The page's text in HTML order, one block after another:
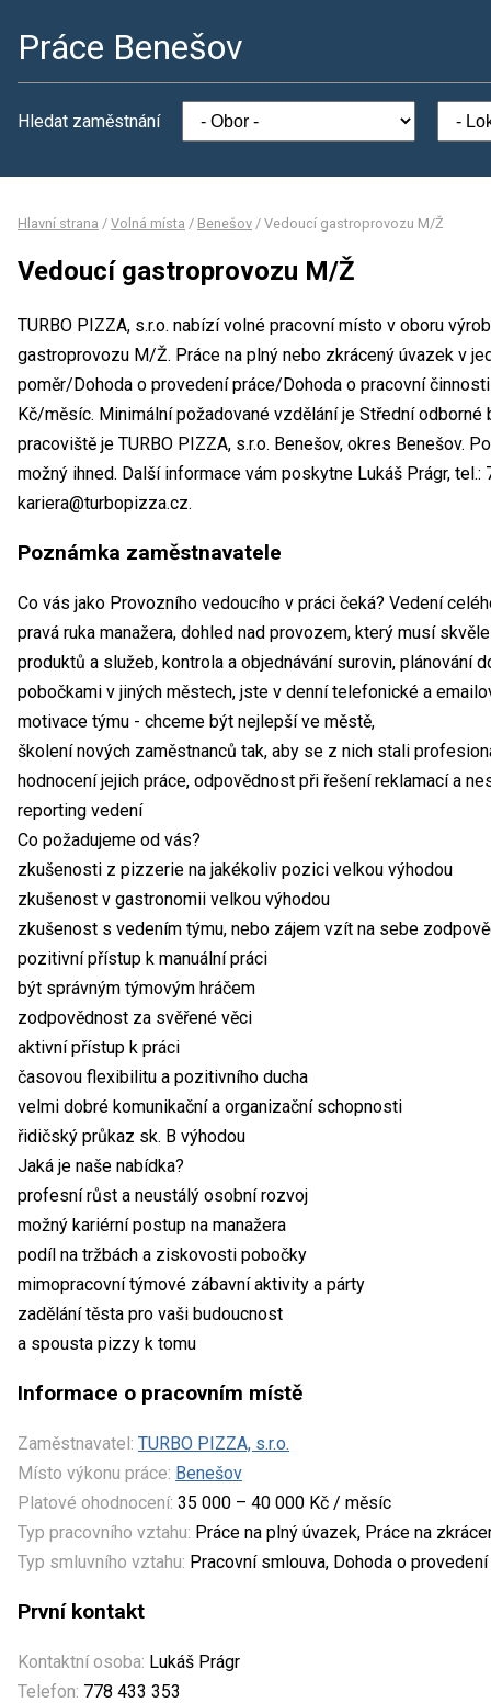
Práce Benešov
Hledat zaměstnání
Hlavní strana / Volná místa / Benešov / Vedoucí gastroprovozu M/Ž
Vedoucí gastroprovozu M/Ž
TURBO PIZZA, s.r.o. nabízí volné pracovní místo v oboru
gastroprovozu M/Ž. Práce na plný nebo zkrácený úvazek v
poměr/Dohoda o provedení práce/Dohoda o pracovní
Kč/měsíc. Minimální požadované vzdělání je Střední
pracoviště je TURBO PIZZA, s.r.o. Benešov, okres Benešov.
možný ihned. Další informace vám poskytne Lukáš Prágr, tel.:
kariera@turbopizza.cz.
Poznámka zaměstnavatele
Co vás jako Provozního vedoucího v práci čeká? Vedení
pravá ruka manažera, dohled nad provozem, který musí
produktů a služeb, kontrola a objednávání surovin, plánování
pobočkami v jiných městech, jste v denní telefonické a
motivace týmu - chceme být nejlepší ve městě,
školení nových zaměstnanců tak, aby se z nich stali
hodnocení jejich práce, odpovědnost při řešení reklamací a
reporting vedení
Co požadujeme od vás?
zkušenosti z pizzerie na jakékoliv pozici velkou výhodou
zkušenost v gastronomii velkou výhodou
zkušenost s vedením týmu, nebo zájem vzít na sebe
pozitivní přístup k manuální práci
být správným týmovým hráčem
zodpovědnost za svěřené věci
aktivní přístup k práci
časovou flexibilitu a pozitivního ducha
velmi dobré komunikační a organizační schopnosti
řidičský průkaz sk. B výhodou
Jaká je naše nabídka?
profesní růst a neustálý osobní rozvoj
možný kariérní postup na manažera
podíl na tržbách a ziskovosti pobočky
mimopracovní týmové zábavní aktivity a párty
zadělání těsta pro vaši budoucnost
a spousta pizzy k tomu
Informace o pracovním místě
Zaměstnavatel: TURBO PIZZA, s.r.o.
Místo výkonu práce: Benešov
Platové ohodnocení: 35 000 – 40 000 Kč / měsíc
Typ pracovního vztahu: Práce na plný úvazek, Práce na
Typ smluvního vztahu: Pracovní smlouva, Dohoda o
První kontakt
Kontaktní osoba: Lukáš Prágr
Telefon: 778 433 353